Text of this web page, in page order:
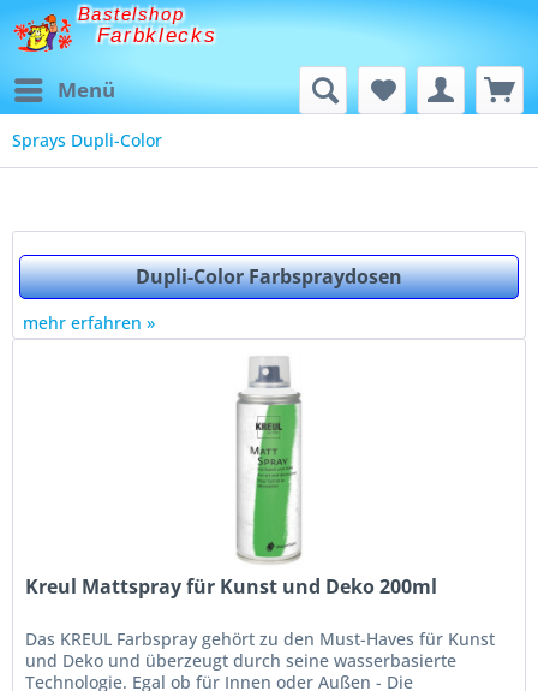
Bastelshop
Farbklecks
Menü
Sprays Dupli-Color
Dupli-Color Farbspraydosen
mehr erfahren »
Kreul Mattspray für Kunst und Deko 200ml
Das KREUL Farbspray gehört zu den Must-Haves für Kunst
und Deko und überzeugt durch seine wasserbasierte
Technologie. Egal ob für Innen oder Außen - Die